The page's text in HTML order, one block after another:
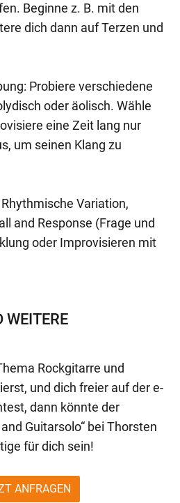
Beginne z. B. mit den
dich dann auf Terzen und
Probiere verschiedene
oder äolisch. Wähle
eine Zeit lang nur
um seinen Klang zu
Variation,
and Response (Frage und
oder Improvisieren mit
WEITERE
Rockgitarre und
und dich freier auf der e-
dann könnte der
Guitarsolo“ bei Thorsten
für dich sein!
ANFRAGEN